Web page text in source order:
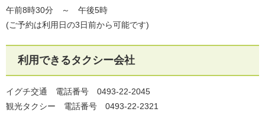
午前8時30分 ～ 午後5時
(ご予約は利用日の3日前から可能です)
利用できるタクシー会社
イグチ交通 電話番号 0493-22-2045
観光タクシー 電話番号 0493-22-2321